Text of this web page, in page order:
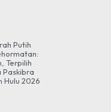
Putih
Terpilih
Hulu 2026